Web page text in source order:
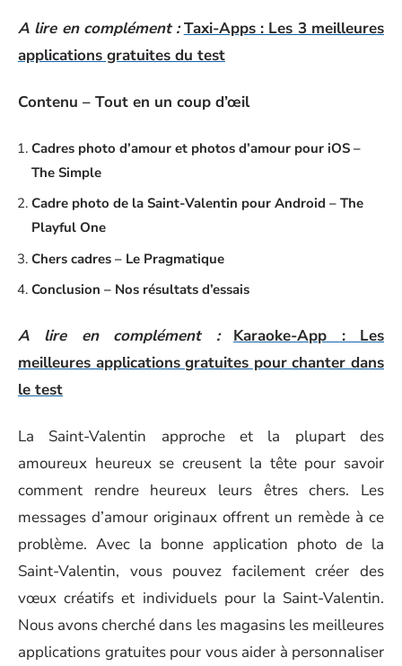
A lire en complément : Taxi-Apps : Les 3 meilleures
applications gratuites du test
Contenu – Tout en un coup d’œil
Cadres photo d’amour et photos d’amour pour iOS –
The Simple
Cadre photo de la Saint-Valentin pour Android – The
Playful One
Chers cadres – Le Pragmatique
Conclusion – Nos résultats d’essais
A lire en complément :
Karaoke-App : Les
meilleures applications gratuites pour chanter dans
le test
La Saint-Valentin approche et la plupart des
amoureux heureux se creusent la tête pour savoir
comment rendre heureux leurs êtres chers. Les
messages d’amour originaux offrent un remède à ce
problème. Avec la bonne application photo de la
Saint-Valentin, vous pouvez facilement créer des
vœux créatifs et individuels pour la Saint-Valentin.
Nous avons cherché dans les magasins les meilleures
applications gratuites pour vous aider à personnaliser